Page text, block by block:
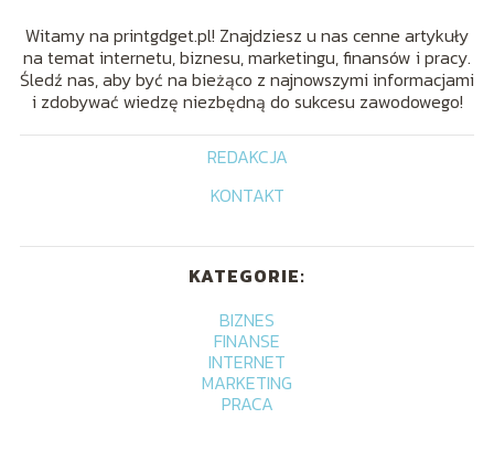
Witamy na printgdget.pl! Znajdziesz u nas cenne artykuły
na temat internetu, biznesu, marketingu, finansów i pracy.
Śledź nas, aby być na bieżąco z najnowszymi informacjami
i zdobywać wiedzę niezbędną do sukcesu zawodowego!
REDAKCJA
KONTAKT
KATEGORIE:
BIZNES
FINANSE
INTERNET
MARKETING
PRACA